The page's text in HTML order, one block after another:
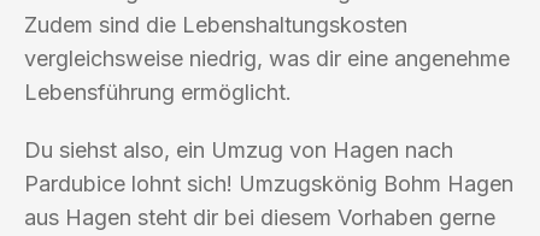
Zudem sind die Lebenshaltungskosten
vergleichsweise niedrig, was dir eine angenehme
Lebensführung ermöglicht.
Du siehst also, ein Umzug von Hagen nach
Pardubice lohnt sich! Umzugskönig Bohm Hagen
aus Hagen steht dir bei diesem Vorhaben gerne